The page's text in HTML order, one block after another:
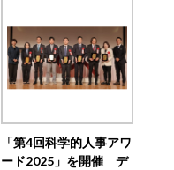
「第4回科学的人事アワ
ード2025」を開催 デ